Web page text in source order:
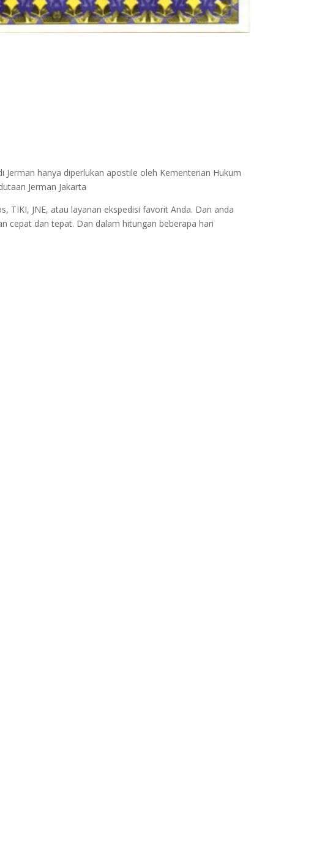
hanya diperlukan apostile oleh Kementerian Hukum
Jerman Jakarta
TIKI, JNE, atau layanan ekspedisi favorit Anda. Dan anda
cepat dan tepat. Dan dalam hitungan beberapa hari